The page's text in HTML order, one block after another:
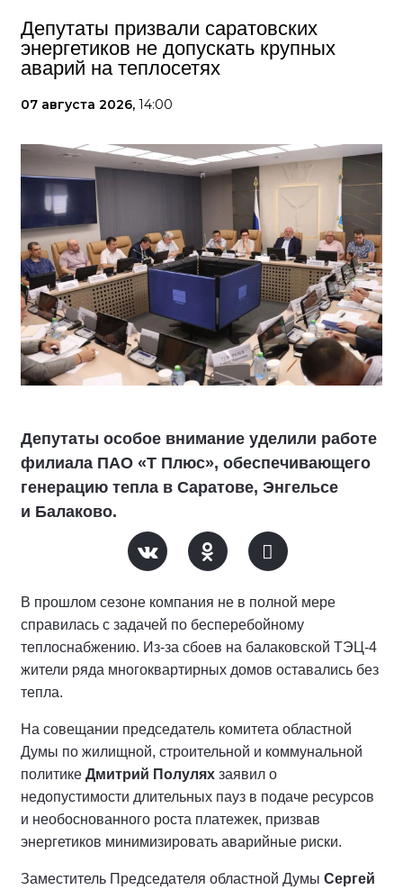
Депутаты призвали саратовских
энергетиков не допускать крупных
аварий на теплосетях
07 августа 2026, 14:00
Депутаты особое внимание уделили работе
филиала ПАО «Т Плюс», обеспечивающего
генерацию тепла в Саратове, Энгельсе
и Балаково.
В прошлом сезоне компания не в полной мере
справилась с задачей по бесперебойному
теплоснабжению. Из-за сбоев на балаковской ТЭЦ-4
жители ряда многоквартирных домов оставались без
тепла.
На совещании председатель комитета областной
Думы по жилищной, строительной и коммунальной
политике Дмитрий Полулях заявил о
недопустимости длительных пауз в подаче ресурсов
и необоснованного роста платежек, призвав
энергетиков минимизировать аварийные риски.
Заместитель Председателя областной Думы Сергей